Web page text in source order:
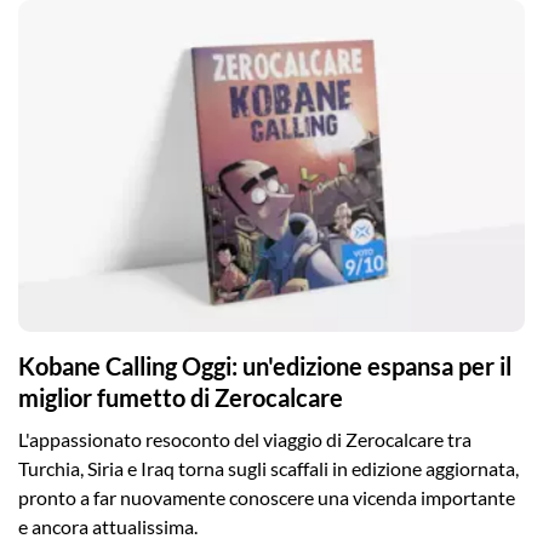
Kobane Calling Oggi: un'edizione espansa per il
miglior fumetto di Zerocalcare
L'appassionato resoconto del viaggio di Zerocalcare tra
Turchia, Siria e Iraq torna sugli scaffali in edizione aggiornata,
pronto a far nuovamente conoscere una vicenda importante
e ancora attualissima.